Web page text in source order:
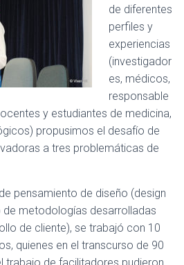
de diferentes
perfiles y
experiencias
(investigador
es, médicos,
responsable
y estudiantes de medicina,
propusimos el desafío de
a tres problemáticas de
pensamiento de diseño (design
de metodologías desarrolladas
de cliente), se trabajó con 10
quienes en el transcurso de 90